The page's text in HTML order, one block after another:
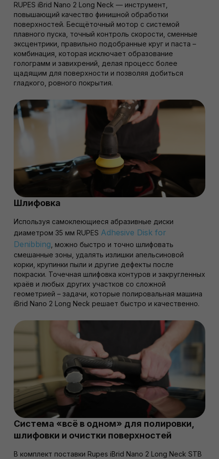
RUPES iBrid Nano 2 Long Neck — инструмент,
повышающий качество финишной обработки
поверхностей. Бесщёточный мотор с системой
плавного пуска, точный контроль скорости, сменные
эксцентрики, правильно подобранные круг и паста –
комбинация, которая исключает образование
голограмм и завихрений, делая процесс более
щадящим для поверхности и позволяя добиться
гладкого, ровного покрытия.
Шлифовка
Используя самоклеющиеся абразивные диски
диаметром 35 мм RUPES Adhesive Disk for
Denibbing , можно быстро и точно шлифовать
смешанные зоны, удалять излишки апельсиновой
корки, крупинки пыли и другие дефекты после
покраски. Точечная шлифовка контуров и закругленных
краёв и любых других участков со сложной
геометрией – задачи, которые полировальная машина
iBrid Nano 2 Long Neck решает быстро и качественно.
Система «всё в одном» для полировки,
шлифовки и очистки поверхностей
В комплект поставки Rupes iBrid Nano 2 Long Neck STB